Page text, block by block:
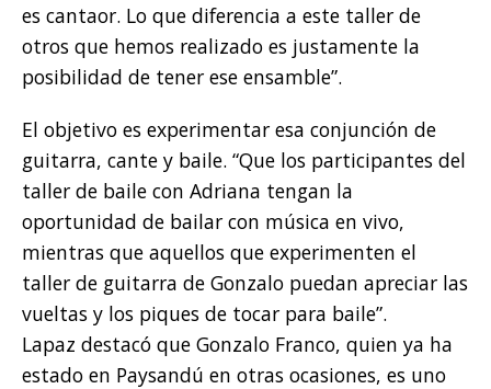
es cantaor. Lo que diferencia a este taller de
otros que hemos realizado es justamente la
posibilidad de tener ese ensamble”.
El objetivo es experimentar esa conjunción de
guitarra, cante y baile. “Que los participantes del
taller de baile con Adriana tengan la
oportunidad de bailar con música en vivo,
mientras que aquellos que experimenten el
taller de guitarra de Gonzalo puedan apreciar las
vueltas y los piques de tocar para baile”.
Lapaz destacó que Gonzalo Franco, quien ya ha
estado en Paysandú en otras ocasiones, es uno